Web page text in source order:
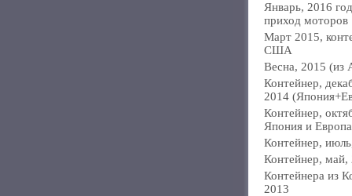
Январь, 2016
приход моторов
Март 2015,
США
Весна, 2015 (из
Контейнер,
2014
Контейнер,
Япония и
Контейнер,
Контейнер, май,
Контейнера из
2013